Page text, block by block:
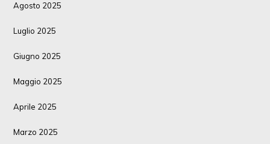
Agosto 2025
Luglio 2025
Giugno 2025
Maggio 2025
Aprile 2025
Marzo 2025